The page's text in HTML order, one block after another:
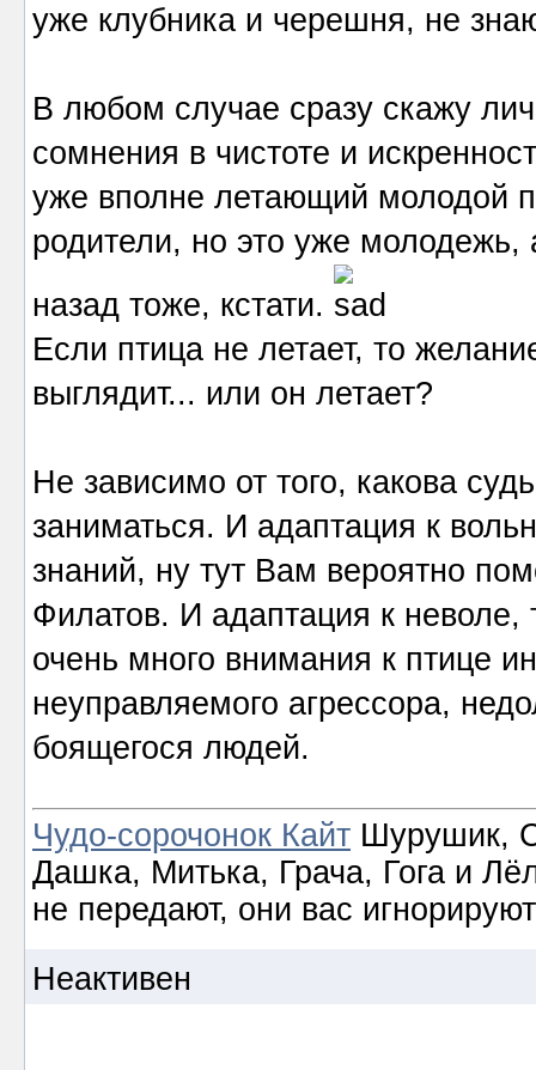
уже клубника и черешня, не
В любом случае сразу скажу
сомнения в чистоте и
уже вполне летающий молодой
родители, но это уже
назад тоже, кстати.
Если птица не летает, то
выглядит... или он летает?
Не зависимо от того, какова
заниматься. И адаптация к
знаний, ну тут Вам вероятно
Филатов. И адаптация к неволе,
очень много внимания к птице
неуправляемого агрессора,
боящегося людей.
Чудо-сорочонок Кайт Шурушик,
Дашка, Митька, Грача, Гога и
не передают, они вас игнорируют
Неактивен